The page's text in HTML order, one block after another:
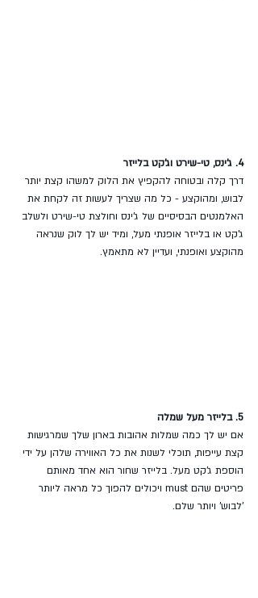
4. ג'ינס, טי-שירט וג'קט בלייזר
דרך קלה ובטוחה להקפיץ את הלוק למשהו קצת יותר
לבוש, ומהוקצע - כל מה שצריך לעשות זה לקחת את
האלמנטים הבסיסיים של ג'ינס וחולצת טי-שירט ולשלב
ג'קט או בלייזר אופנתי מעל, ומיד יש לך לוק שנראה
מהוקצע ואופנתי, ועדיין לא מתאמץ.
5. בלייזר מעל שמלה
אם יש לך כמה שמלות אהובות בארון שלך שמרגישות
קצת עייפות, תוכלי לשנות את כל האווירה שלהן על ידי
הוספת ג'קט מעל. בלייזר שחור הוא אחד מאותם
פריטים שהם must ויכולים להפוך כל מראה ליותר
'לבוש' ויותר שלם.